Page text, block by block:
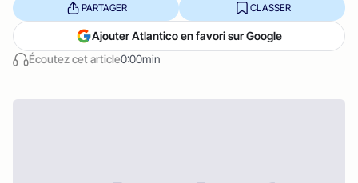
Écoutez cet article0:00min
PARTAGER CLASSER
Ajouter Atlantico en favori sur Google